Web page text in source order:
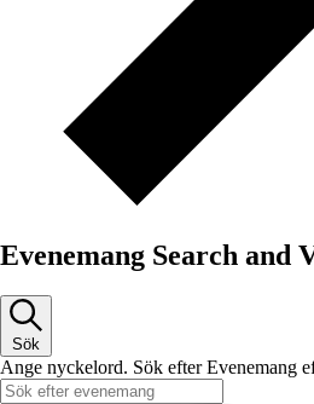
Evenemang Search and
Sök
Ange nyckelord. Sök efter Evenemang